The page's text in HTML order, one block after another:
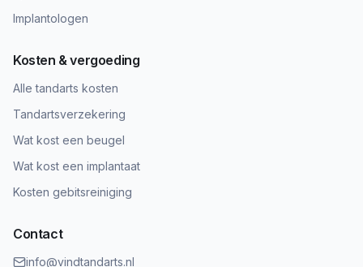
Implantologen
Kosten & vergoeding
Alle tandarts kosten
Tandartsverzekering
Wat kost een beugel
Wat kost een implantaat
Kosten gebitsreiniging
Contact
info@vindtandarts.nl